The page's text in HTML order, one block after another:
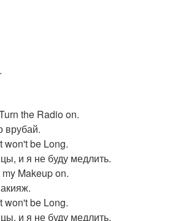
the Radio on.
врубай.
won't be Long.
и я не буду медлить.
Makeup on.
won't be Long.
и я не буду медлить.